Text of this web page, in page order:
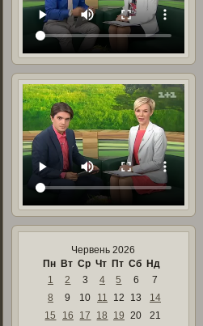
Червень 2026
Пн Вт Ср Чт Пт Сб Нд
1
2 3 4 5 6
7
8
9 10 11 12 13
14
15
16 17 18 19 20
21